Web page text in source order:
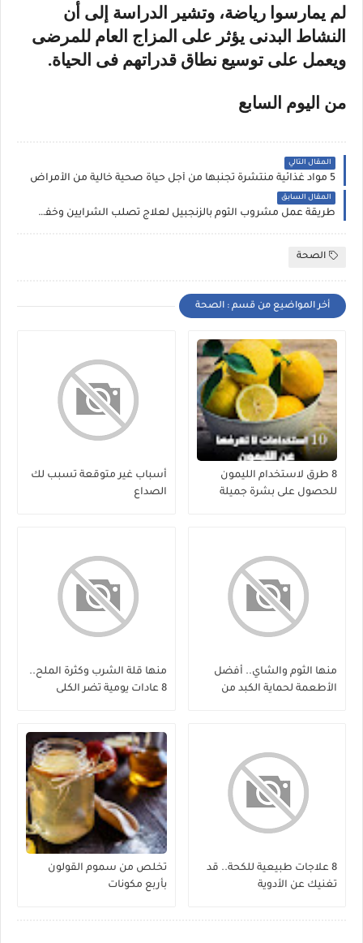
لم يمارسوا رياضة، وتشير الدراسة إلى أن
النشاط البدنى يؤثر على المزاج العام للمرضى
ويعمل على توسيع نطاق قدراتهم فى الحياة.
من اليوم السابع
المقال التالي
5 مواد غذائية منتشرة تجنبها من أجل حياة صحية خالية من الأمراض
المقال السابق
طريقة عمل مشروب الثوم بالزنجبيل لعلاج تصلب الشرايين وخفض ضغط الدم
الصحة
أخر المواضيع من قسم : الصحة
8 طرق لاستخدام الليمون
للحصول على بشرة جميلة
أسباب غير متوقعة تسبب لك
الصداع
منها الثوم والشاي.. أفضل
الأطعمة لحماية الكبد من
منها قلة الشرب وكثرة الملح..
8 عادات يومية تضر الكلى
8 علاجات طبيعية للكحة.. قد
تغنيك عن الأدوية
تخلص من سموم القولون
بأربع مكونات